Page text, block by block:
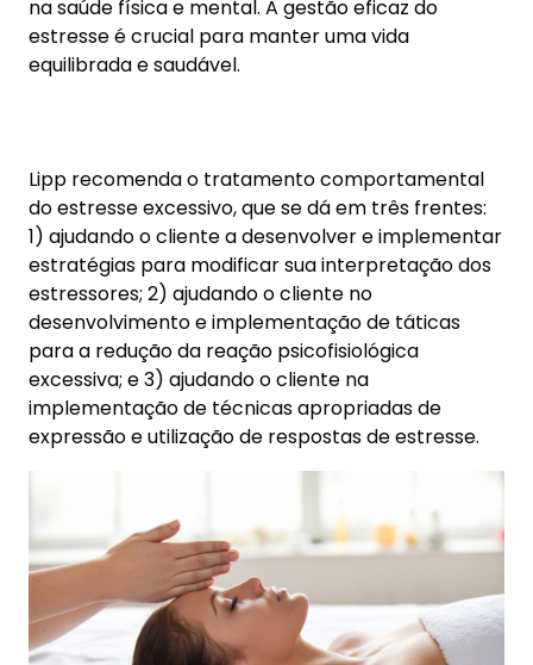
Aqui estão mais algumas
estratégias que podem
ajudar:
1. Identificar Fontes de Estresse
O primeiro passo para gerenciar o estresse é
identificar as fontes específicas de estresse em
sua vida. Isso pode incluir situações, pessoas ou
pensamentos que desencadeiam uma resposta
de estresse. Uma vez que você identifique essas
fontes, pode começar a desenvolver estratégias
para lidar com elas.